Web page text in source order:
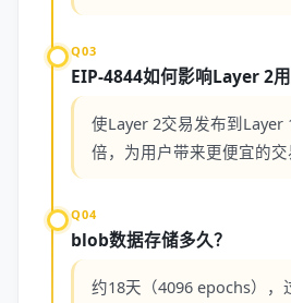
Q03
EIP-4844如何影响Layer 2用
使Layer 2交易发布到Layer
倍，为用户带来更便宜的交
Q04
blob数据存储多久？
约18天（4096 epochs），